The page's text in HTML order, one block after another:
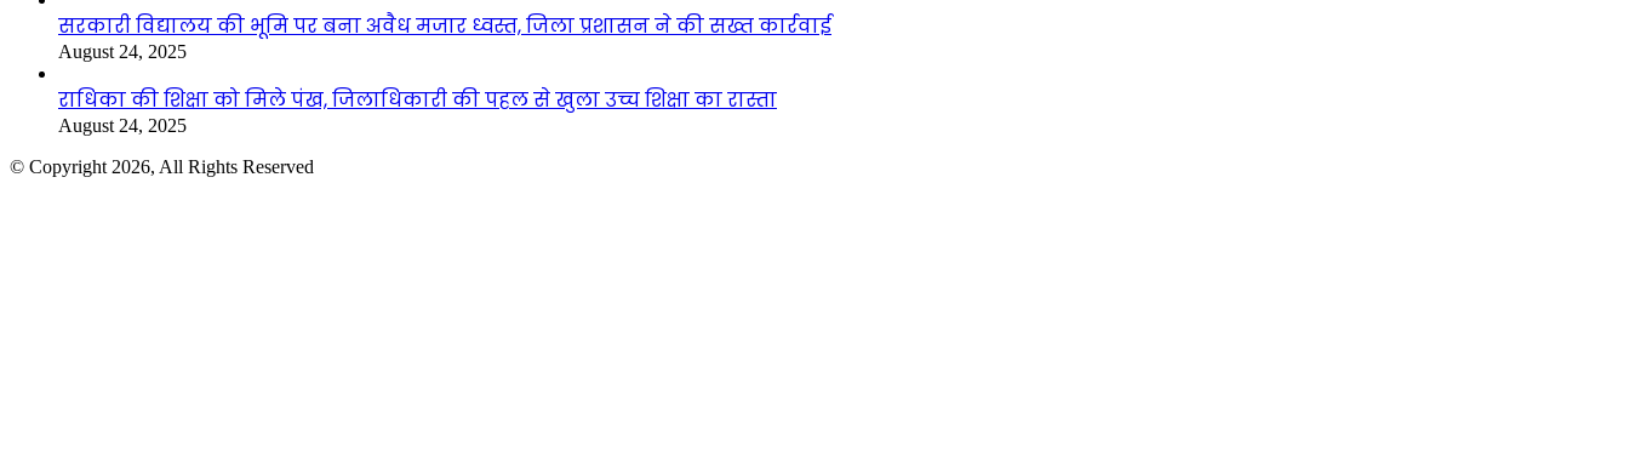
सरकारी विद्यालय की भूमि पर बना अवैध मजार ध्वस्त, जिला प्रशासन ने की सख्त कार्रवाई
August 24, 2025
राधिका की शिक्षा को मिले पंख, जिलाधिकारी की पहल से खुला उच्च शिक्षा का रास्ता
August 24, 2025
© Copyright 2026, All Rights Reserved